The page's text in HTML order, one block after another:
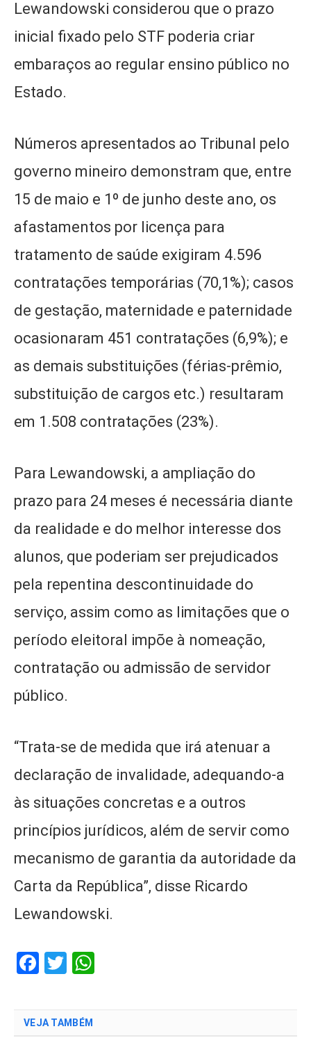
Lewandowski considerou que o prazo
inicial fixado pelo STF poderia criar
embaraços ao regular ensino público no
Estado.
Números apresentados ao Tribunal pelo
governo mineiro demonstram que, entre
15 de maio e 1º de junho deste ano, os
afastamentos por licença para
tratamento de saúde exigiram 4.596
contratações temporárias (70,1%); casos
de gestação, maternidade e paternidade
ocasionaram 451 contratações (6,9%); e
as demais substituições (férias-prêmio,
substituição de cargos etc.) resultaram
em 1.508 contratações (23%).
Para Lewandowski, a ampliação do
prazo para 24 meses é necessária diante
da realidade e do melhor interesse dos
alunos, que poderiam ser prejudicados
pela repentina descontinuidade do
serviço, assim como as limitações que o
período eleitoral impõe à nomeação,
contratação ou admissão de servidor
público.
“Trata-se de medida que irá atenuar a
declaração de invalidade, adequando-a
às situações concretas e a outros
princípios jurídicos, além de servir como
mecanismo de garantia da autoridade da
Carta da República”, disse Ricardo
Lewandowski.
Facebook
Twitter
VEJA TAMBÉM